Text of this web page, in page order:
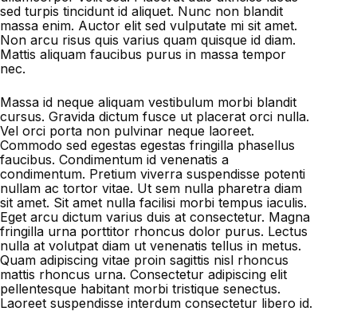
sed turpis tincidunt id aliquet. Nunc non blandit
massa enim. Auctor elit sed vulputate mi sit amet.
Non arcu risus quis varius quam quisque id diam.
Mattis aliquam faucibus purus in massa tempor
nec.
Massa id neque aliquam vestibulum morbi blandit
cursus. Gravida dictum fusce ut placerat orci nulla.
Vel orci porta non pulvinar neque laoreet.
Commodo sed egestas egestas fringilla phasellus
faucibus. Condimentum id venenatis a
condimentum. Pretium viverra suspendisse potenti
nullam ac tortor vitae. Ut sem nulla pharetra diam
sit amet. Sit amet nulla facilisi morbi tempus iaculis.
Eget arcu dictum varius duis at consectetur. Magna
fringilla urna porttitor rhoncus dolor purus. Lectus
nulla at volutpat diam ut venenatis tellus in metus.
Quam adipiscing vitae proin sagittis nisl rhoncus
mattis rhoncus urna. Consectetur adipiscing elit
pellentesque habitant morbi tristique senectus.
Laoreet suspendisse interdum consectetur libero id.